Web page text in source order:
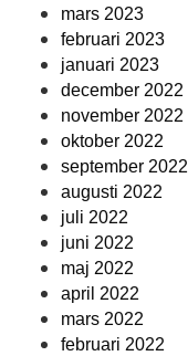
mars 2023
februari 2023
januari 2023
december 2022
november 2022
oktober 2022
september 2022
augusti 2022
juli 2022
juni 2022
maj 2022
april 2022
mars 2022
februari 2022